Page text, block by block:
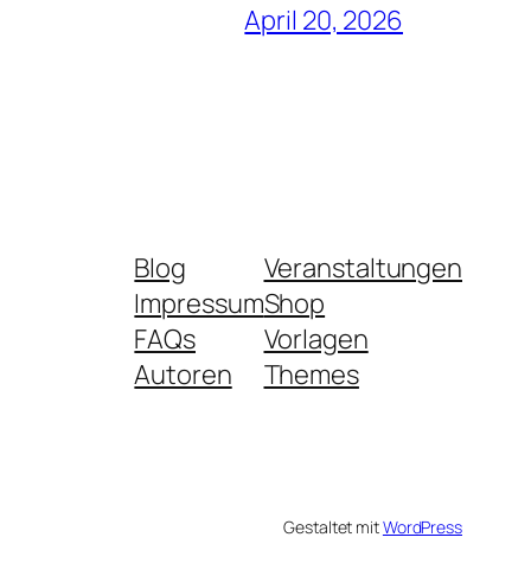
April 20, 2026
Blog
Impressum
FAQs
Autoren
Veranstaltungen
Shop
Vorlagen
Themes
Gestaltet mitWordPress